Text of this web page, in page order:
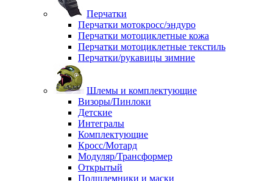
Перчатки
Перчатки мотокросс/эндуро
Перчатки мотоциклетные кожа
Перчатки мотоциклетные текстиль
Перчатки/рукавицы зимние
Шлемы и комплектующие
Визоры/Пинлоки
Детские
Интегралы
Комплектующие
Кросс/Мотард
Модуляр/Трансформер
Открытый
Подшлемники и маски